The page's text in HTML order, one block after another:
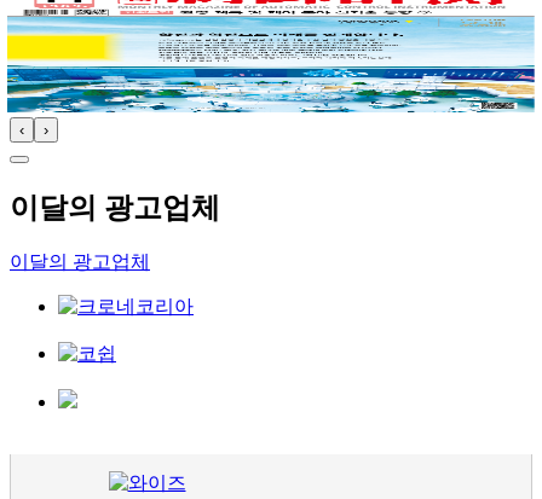
‹ ›
이달의 광고업체
이달의 광고업체